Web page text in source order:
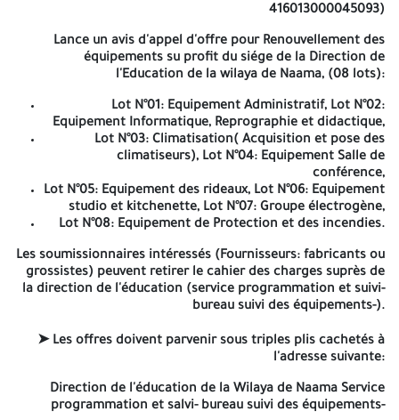
etc, et touts document permet d'évaluation de offre technique.
borderesu des prix unitaires (BPU); 3- le détail quantitatif et
estimatif (DQE) ➤ Les soumissionnaires resteront engagés par
leurs offres pendant un délai de quatre-vingt-dix (90) jours
date de la séance d'ouverture des plis qui sura lieu au siège de la
Direction de l'éducation á 14 heures, le quinzième (15) jour à
partir de la première parution de l'avis d'appel d'offre dans les
quotidiens nationaux ou le BOMOP ou la presse électronique. ➤
Si le jour de l'ouverture colhcide avec un jour de repos légal ou
férié, l'ouverture sura lieu le jour ouvrable suivant. ➤ La date
limite de dépôt des offres est fixée le quinzième (15) jour à partir
quotidiens nationaux ou le BOMOP ou la presse électronique à12
heures. ➤ Les soumissionnaires sont cordialement invités à la
séance d'ouverture des plis. ➤ Les soumissionnaires peuvent
soumissionner pour un seul on plasieuis lou plosieurs lots, et
moins disantes) dans 1) dans la phase de révaluation
financierers. A -=-=-=-
AVIS D'APPEL D'OFFRES NATIONAL
416013000045093)
Lance un avis d'appel d'offre pour Renouvellement des
équipements su profit du siége de la Direction de
l'Education de la wilaya de Naama, (08 lots):
Lot N°01: Equipement Administratif, Lot N°02:
Equipement Informatique, Reprographie et didactique,
Lot N°03: Climatisation( Acquisition et pose des
climatiseurs), Lot N°04: Equipement Salle de
conférence,
Lot N°05: Equipement des rideaux, Lot N°06: Equipement
studio et kitchenette, Lot N°07: Groupe électrogène,
Lot N°08: Equipement de Protection et des incendies.
Les soumissionnaires intéressés (Fournisseurs: fabricants ou
grossistes) peuvent retirer le cahier des charges suprès de
la direction de l'éducation (service programmation et suivi-
bureau suivi des équipements-).
➤ Les offres doivent parvenir sous triples plis cachetés à
l'adresse suivante:
Direction de l'éducation de la Wilaya de Naama Service
programmation et salvi- bureau suivi des équipements-